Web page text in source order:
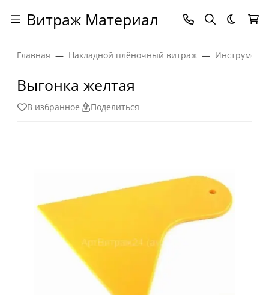
Витраж Материал Темная
Главная Накладной плёночный витраж
Выгонка желтая
В избранное Поделиться